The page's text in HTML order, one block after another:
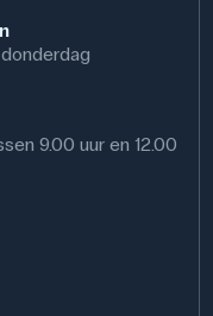
9.00 uur en 12.00